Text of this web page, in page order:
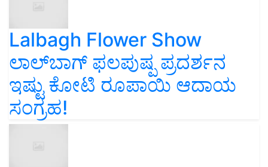
Lalbagh Flower Show
ಲಾಲ್‌ಬಾಗ್ ಫಲಪುಷ್ಪ ಪ್ರದರ್ಶನ
ಇಷ್ಟು ಕೋಟಿ ರೂಪಾಯಿ ಆದಾಯ
ಸಂಗ್ರಹ!